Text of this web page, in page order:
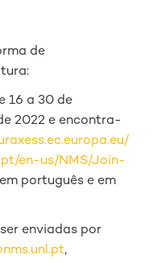
de
16 a 30 de
2022 e encontra-
en-us/NMS/Join-
português e em
enviadas por
,